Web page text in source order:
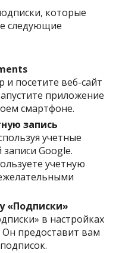
которые
следующие
и посетите веб-сайт
приложение
смартфоне.
запись
учетные
Google.
учетную
«Подписки»
в настройках
Он предоставит вам